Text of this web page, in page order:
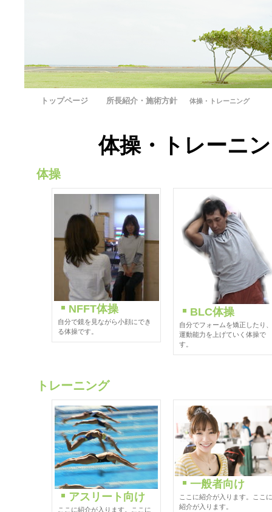
体操・トレーニ
体操
NFFT体操
自分で鏡を見ながら小顔にでき
る体操です。
BLC体操
自分でフォームを矯正したり、
運動能力を上げていく体操で
す。
トレーニング
アスリート向け
ここに紹介が入ります。ここに
一般者向け
ここに紹介が入ります。ここに
紹介が入ります。
トップページ 所長紹介・施術方針 体操・トレーニング